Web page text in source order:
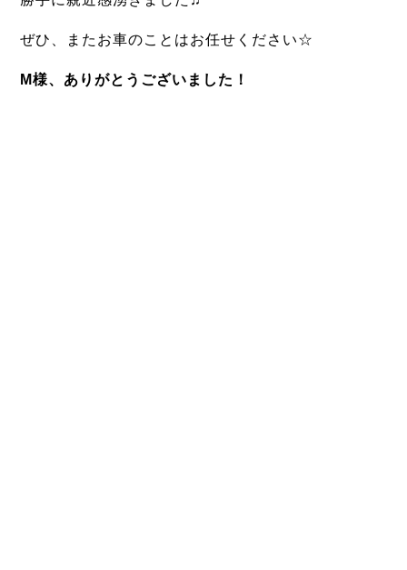
ぜひ、またお車のことはお任せください☆
M様、ありがとうございました！